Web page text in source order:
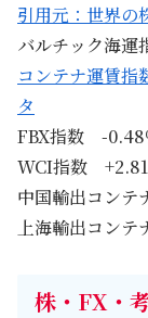
引用元：世界の
バルチック海
コンテナ運賃
タ
FBX指数 -0.48
WCI指数
中国輸出コンテ
上海輸出コン
株・FX・